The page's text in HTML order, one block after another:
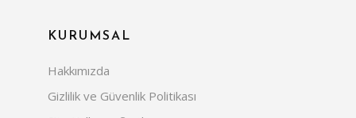
KURUMSAL
Hakkımızda
Gizlilik ve Güvenlik Politikası